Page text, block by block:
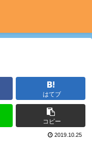
はてブ
コピー
2019.10.25